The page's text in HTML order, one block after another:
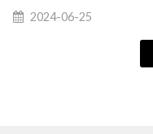
2024-06-25